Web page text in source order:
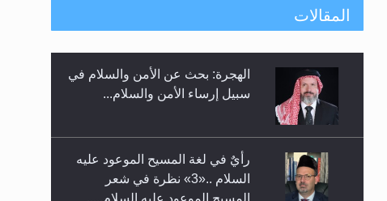
حفل توزيع الشهادات في الجامعة
الأحمدية بنيجيريا لعام 2025
المقالات
الهجرة: بحث عن الأمن والسلام في
سبيل إرساء الأمن والسلام...
رأيٌ في لغة المسيح الموعود عليه
السلام ..«3» نظرة في شعر
المسيح الموعود عليه السلام.....